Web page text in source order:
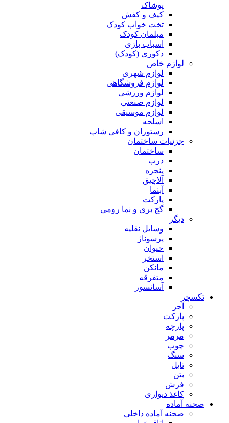
پوشاک
کیف و کفش
تخت خواب کودک
مبلمان کودک
اسباب بازی
دکوری (کودک)
لوازم خاص
لوازم شهری
لوازم فروشگاهی
لوازم ورزشی
لوازم صنعتی
لوازم موسیقی
اسلحه
رستوران و کافی شاپ
جزئیات ساختمان
ساختمان
درب
پنجره
آلاچیق
آبنما
پارکت
گچ بری و نما رومی
دیگر
وسایل نقلیه
پرسوناژ
حیوان
استخر
مانکن
متفرقه
آسانسور
تکسچر
آجر
پارکت
پارچه
مرمر
چوب
سنگ
تایل
بتن
فرش
کاغذ دیواری
صحنه آماده
صحنه آماده داخلی